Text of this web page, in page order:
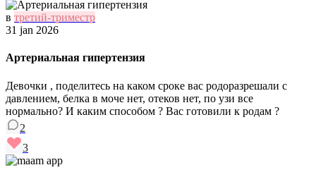
в третий-триместр
31 jan 2026
Артериальная гипертензия
Девочки , поделитесь на каком сроке вас родоразрешали с
давлением, белка в моче нет, отеков нет, по узи все
нормально? И каким способом ? Вас готовили к родам ?
2
3